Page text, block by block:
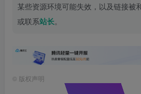
某些资源环境可能失效，以及链接被
或联系站长。
© 版权声明